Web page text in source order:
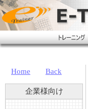
Home Back
企業様向け